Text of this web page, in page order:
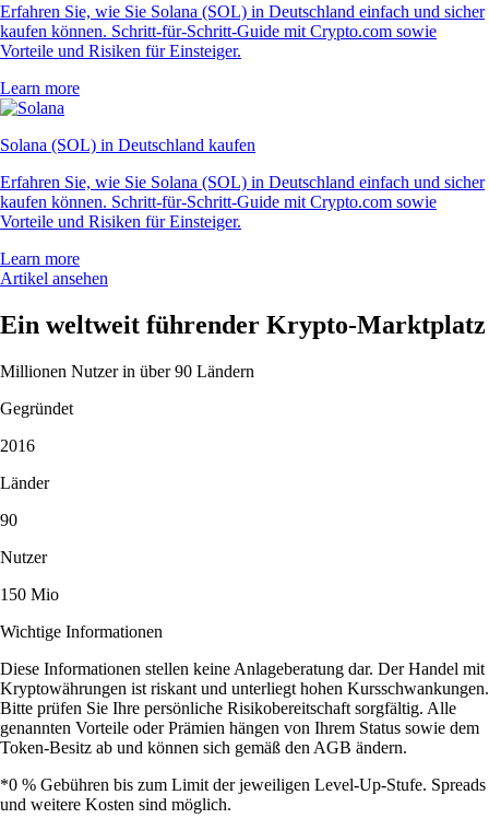
Erfahren Sie, wie Sie Solana (SOL) in Deutschland einfach und sicher
kaufen können. Schritt-für-Schritt-Guide mit Crypto.com sowie
Vorteile und Risiken für Einsteiger.
Learn more
Solana (SOL) in Deutschland kaufen
Erfahren Sie, wie Sie Solana (SOL) in Deutschland einfach und sicher
kaufen können. Schritt-für-Schritt-Guide mit Crypto.com sowie
Vorteile und Risiken für Einsteiger.
Learn more
Artikel ansehen
Ein weltweit führender Krypto-Marktplatz
Millionen Nutzer in über 90 Ländern
Gegründet
2016
Länder
90
Nutzer
150 Mio
Wichtige Informationen
Diese Informationen stellen keine Anlageberatung dar. Der Handel mit
Kryptowährungen ist riskant und unterliegt hohen Kursschwankungen.
Bitte prüfen Sie Ihre persönliche Risikobereitschaft sorgfältig. Alle
genannten Vorteile oder Prämien hängen von Ihrem Status sowie dem
Token-Besitz ab und können sich gemäß den AGB ändern.
*0 % Gebühren bis zum Limit der jeweiligen Level-Up-Stufe. Spreads
und weitere Kosten sind möglich.